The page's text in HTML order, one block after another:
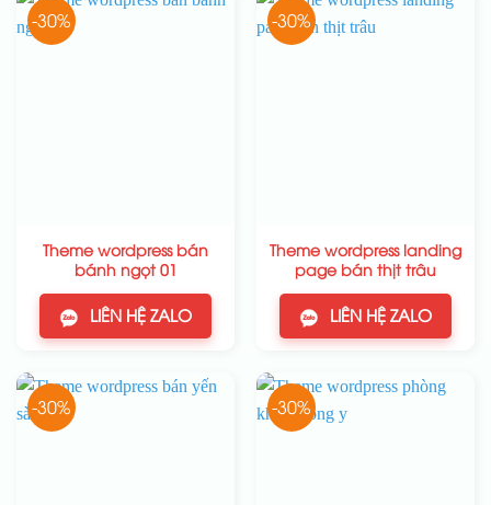
-30%
Theme wordpress bán
bánh ngọt 01
LIÊN HỆ ZALO
-30%
Theme wordpress landing
page bán thịt trâu
LIÊN HỆ ZALO
-30% -30%